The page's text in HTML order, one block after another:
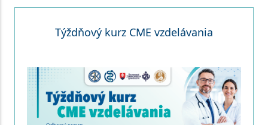
Týždňový kurz CME vzdelávania